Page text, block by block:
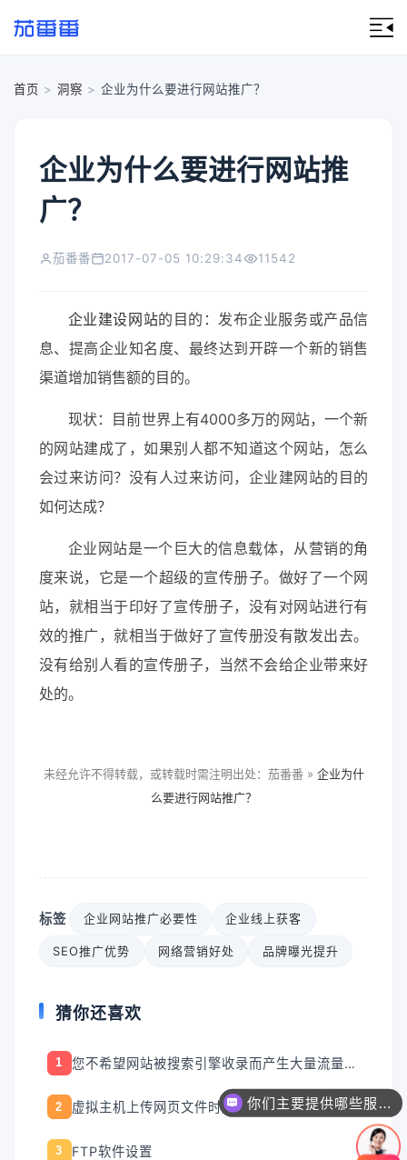
首页 > 洞察 > 企业为什么要进行网站推广？
企业为什么要进行网站推
广？
茄番番 2017-07-05 10:29:34 11542
企业建设网站的目的：发布企业服务或产品信
息、提高企业知名度、最终达到开辟一个新的销售
渠道增加销售额的目的。
现状：目前世界上有4000多万的网站，一个新
的网站建成了，如果别人都不知道这个网站，怎么
会过来访问？没有人过来访问，企业建网站的目的
如何达成？
企业网站是一个巨大的信息载体，从营销的角
度来说，它是一个超级的宣传册子。做好了一个网
站，就相当于印好了宣传册子，没有对网站进行有
效的推广，就相当于做好了宣传册没有散发出去。
没有给别人看的宣传册子，当然不会给企业带来好
处的。
未经允许不得转载，或转载时需注明出处：茄番番 » 企业为什
么要进行网站推广？
标签 企业网站推广必要性 企业线上获客
SEO推广优势 网络营销好处 品牌曝光提升
猜你还喜欢
1 您不希望网站被搜索引擎收录而产生大量流量，是否有解决的办法？
2 虚拟主机上传网页文件时应注意哪些地方？
3 FTP软件设置
你们主要提供哪些服务？可以根据需求定制吗？